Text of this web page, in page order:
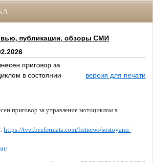
публикации, обзоры СМИ
приговор за
в состоянии
версия для печати
приговор за управление мотоциклом в
https://tver.bezformata.com/listnews/sostoyanii-